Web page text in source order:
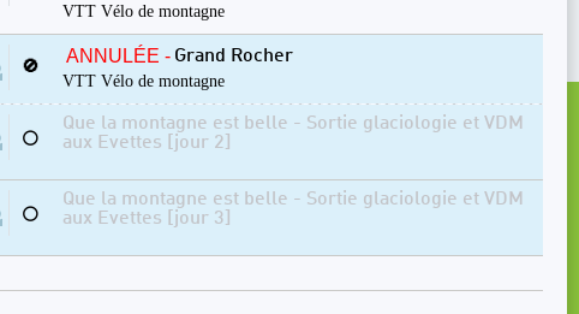
VTT Vélo de montagne
🚫 ANNULÉE - Grand Rocher
VTT Vélo de montagne
⚪
Que la montagne est belle - Sortie glaciologie et VDM
aux Evettes [jour 2]
⚪
Que la montagne est belle - Sortie glaciologie et VDM
aux Evettes [jour 3]